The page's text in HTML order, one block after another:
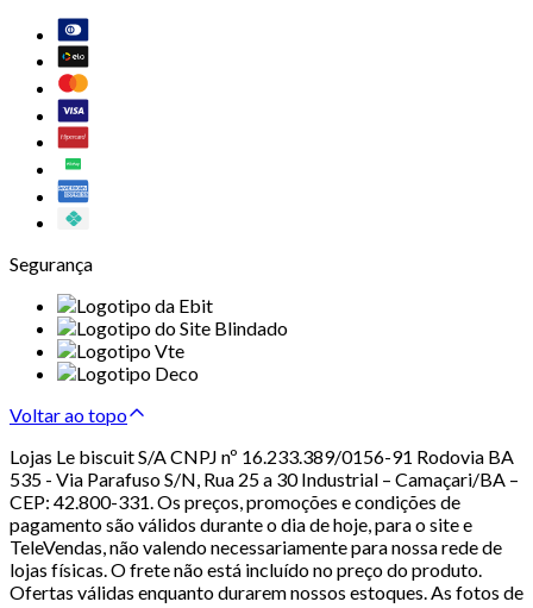
Segurança
Voltar ao topo
Lojas Le biscuit S/A CNPJ nº 16.233.389/0156-91 Rodovia BA
535 - Via Parafuso S/N, Rua 25 a 30 Industrial – Camaçari/BA –
CEP: 42.800-331. Os preços, promoções e condições de
pagamento são válidos durante o dia de hoje, para o site e
TeleVendas, não valendo necessariamente para nossa rede de
lojas físicas. O frete não está incluído no preço do produto.
Ofertas válidas enquanto durarem nossos estoques. As fotos de